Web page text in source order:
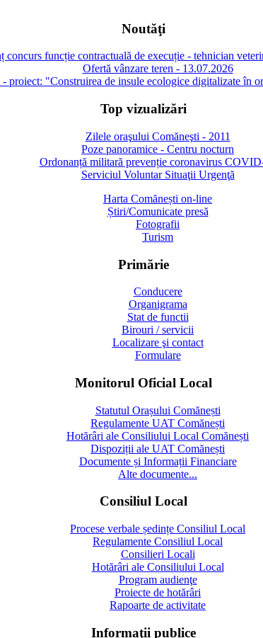
Noutăţi
concurs funcție contractuală de execuție - tehnician
Ofertă vânzare teren - 13.07.2026
- proiect: "Construirea de insule ecologice digitalizate în
Top vizualizări
Zilele oraşului Comăneşti - 2011
Poze panoramice - Centru nocturn
Ordonanță militară prevenție coronavirus
Serviciul Voluntar Situaţii Urgenţă
Harta Comănești on-line
Știri/Comunicate presă
Fotografii
Turism
Primărie
Conducere
Organigrama
Stat de functii
Birouri / servicii
Localizare şi contact
Formulare
Monitorul Oficial Local
Statutul Orașului Comănești
Regulamente UAT Comănești
Hotărâri ale Consiliului Local Comănești
Dispoziții ale UAT Comănești
Documente și Informații Financiare
Alte documente...
Consiliul Local
Procese verbale ședințe Consiliul Local
Regulamente Consiliul Local
Consilieri Locali
Hotărâri ale Consiliului Local
Program audienţe
Proiecte de hotărâri
Rapoarte de activitate
Informaţii publice